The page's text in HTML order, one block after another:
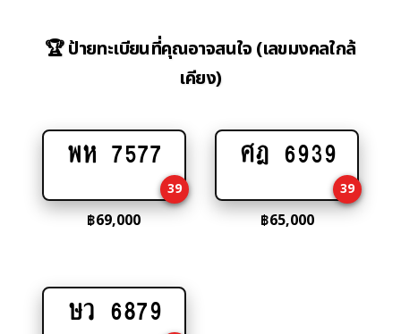
🏆 ป้ายทะเบียนที่คุณอาจสนใจ (เลขมงคลใกล้
เคียง)
Add
cart
พห 7577
39
฿69,000
Add
cart
ศฎ 6939
39
฿65,000
Add
ษว 6879